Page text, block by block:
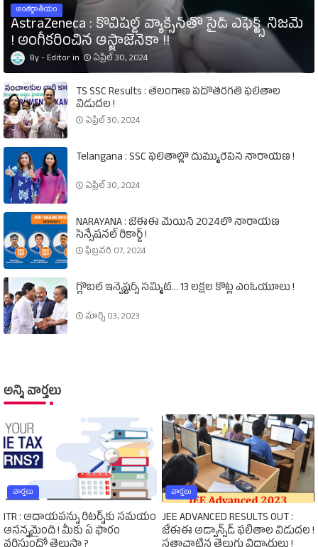
అంతర్జాతీయం
AstraZeneca : కోవిషీల్డ్‌ వ్యాక్సిన్‌తో సైడ్‌ ఎఫెక్ట్స్‌ నిజమే
! అంగీకరించిన ఆస్ట్రాజెనెకా !!
Editor ఏప్రిల్ 30, 2024
TS SSC Results : తెలంగాణ పదోతరగతి ఫలితాల
విడుదల !
ఏప్రిల్ 30, 2024
Telangana : SSC ఫలితాల్లో దుమ్మురేపిన నారాయణ !
ఏప్రిల్ 30, 2024
NARAYANA : జేఈఈ మెయిన్‌ 2024లో నారాయణ
సెన్సేషనల్‌ రికార్డ్‌ !
ఫిబ్రవరి 07, 2024
గ్లోబల్‌ ఇన్వెష్టర్స్‌ సమ్మిట్‌... 13 లక్షల కోట్ల ఎంఓయూలు !
మార్చి 03, 2023
అన్ని వార్తలు
వార్తలు
ITR : ఆదాయపన్ను రిటర్న్‌కు సమయం
ఆసన్నమైంది ! మీకు ఏ ఫారం
వార్తలు
JEE ADVANCED RESULTS OUT :
జేఈఈ అడ్వాన్స్‌డ్‌ ఫలితాల విడుదల !